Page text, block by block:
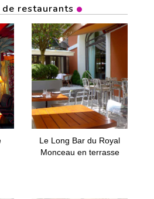
restaurants
Le Long Bar du Royal
Monceau en terrasse